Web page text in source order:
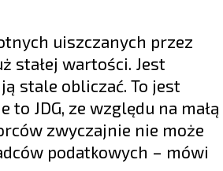
uiszczanych przez
stałej wartości. Jest
stale obliczać. To jest
JDG, ze względu na małą
zwyczajnie nie może
podatkowych – mówi